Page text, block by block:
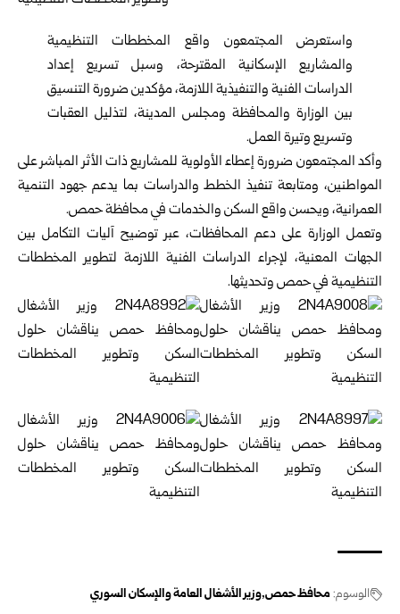
واستعرض المجتمعون واقع المخططات التنظيمية
والمشاريع الإسكانية المقترحة، وسبل تسريع إعداد
الدراسات الفنية والتنفيذية اللازمة، مؤكدين ضرورة التنسيق
بين الوزارة والمحافظة ومجلس المدينة، لتذليل العقبات
وتسريع وتيرة العمل.
وأكد المجتمعون ضرورة إعطاء الأولوية للمشاريع ذات الأثر المباشر على
المواطنين، ومتابعة تنفيذ الخطط والدراسات بما يدعم جهود التنمية
العمرانية، ويحسن واقع السكن والخدمات في محافظةحمص.
وتعمل الوزارة على دعم المحافظات، عبر توضيح آليات التكامل بين
الجهات المعنية، لإجراء الدراسات الفنية اللازمة لتطوير المخططات
التنظيمية في حمص وتحديثها.
الوسوم: محافظ حمص وزير الأشغال العامة والإسكان السوري